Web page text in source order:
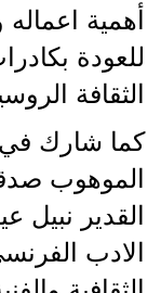
أهمية
للعودة
الثقافة
كما شارك في
الموهوب
القدير نبيل
الادب